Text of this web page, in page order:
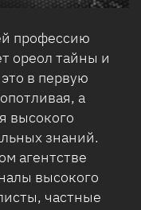
профессию
ореол тайны и
в первую
а
высокого
знаний.
агентстве
высокого
частные